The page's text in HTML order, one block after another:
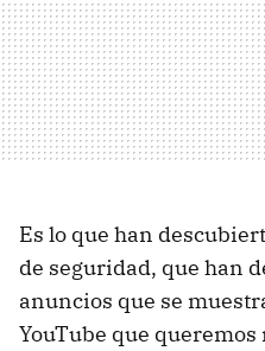
Es lo que han
de seguridad, que han
anuncios que se
YouTube que